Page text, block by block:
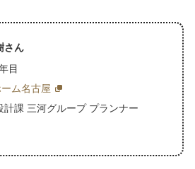
さん
目
ーム名古屋
計課 三河グループ プランナー